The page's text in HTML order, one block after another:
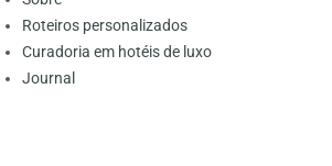
Roteiros personalizados
Curadoria em hotéis de luxo
Journal